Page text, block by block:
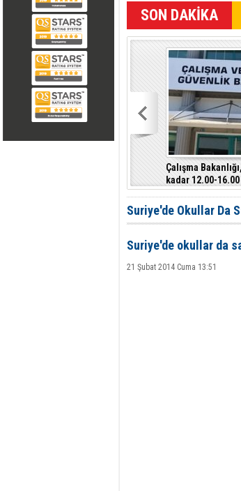
Çalışma
kadar 12.00-
arasında güneş
yasakladı
Suriye'de Okullar Da
Suriye'de okullar da
21 Şubat 2014 Cuma 13:51